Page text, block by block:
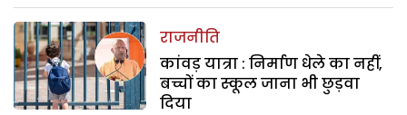
राजनीति
कांवड़ यात्रा : निर्माण धेले का नहीं,
बच्चों का स्कूल जाना भी छुड़वा
दिया